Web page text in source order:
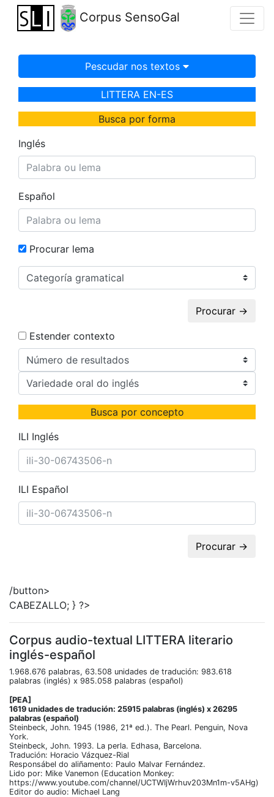
Corpus SensoGal
Pescudar nos textos
LITTERA EN-ES
Busca por forma
Inglés
Español
Procurar lema
Procurar →
Estender contexto
Busca por concepto
ILI Inglés
ILI Español
Procurar →
/button>
CABEZALLO; } ?>
Corpus audio-textual LITTERA literario
inglés-español
1.968.676 palabras, 63.508 unidades de tradución: 983.618
palabras (inglés) x 985.058 palabras (español)
[PEA]
1619 unidades de tradución: 25915 palabras (inglés) x 26295
palabras (español)
Steinbeck, John. 1945 (1986, 21ª ed.). The Pearl. Penguin, Nova
York.
Steinbeck, John. 1993. La perla. Edhasa, Barcelona.
Tradución: Horacio Vázquez-Rial
Responsábel do aliñamento: Paulo Malvar Fernández.
Lido por: Mike Vanemon (Education Monkey:
https://www.youtube.com/channel/UCTWIjWrhuv203Mn1m-v5AHg)
Editor do audio: Michael Lang